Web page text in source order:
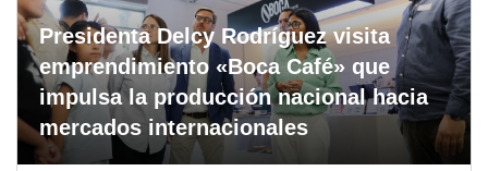
Presidenta Delcy Rodríguez visita
emprendimiento «Boca Café» que
impulsa la producción nacional hacia
mercados internacionales